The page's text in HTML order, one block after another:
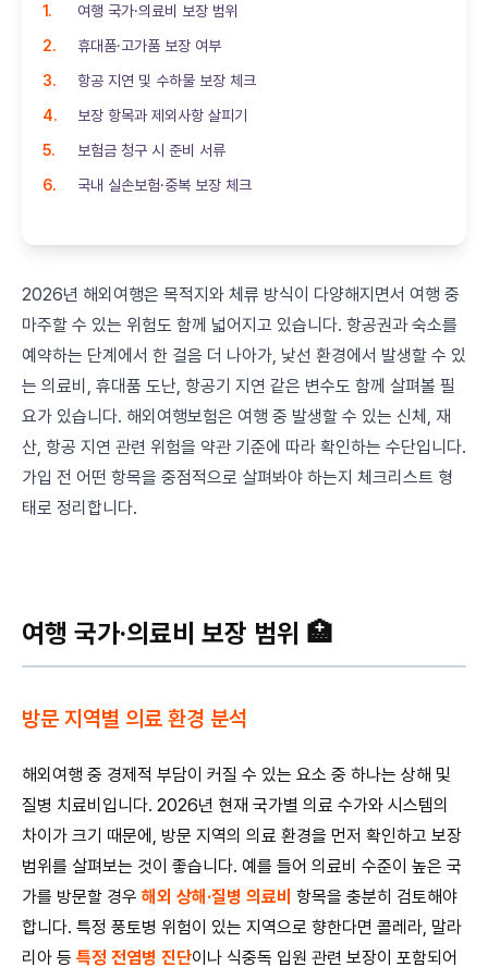
여행 국가·의료비 보장 범위
휴대품·고가품 보장 여부
항공 지연 및 수하물 보장 체크
보장 항목과 제외사항 살피기
보험금 청구 시 준비 서류
국내 실손보험·중복 보장 체크
2026년 해외여행은 목적지와 체류 방식이 다양해지면서 여행 중
마주할 수 있는 위험도 함께 넓어지고 있습니다. 항공권과 숙소를
예약하는 단계에서 한 걸음 더 나아가, 낯선 환경에서 발생할 수 있
는 의료비, 휴대품 도난, 항공기 지연 같은 변수도 함께 살펴볼 필
요가 있습니다. 해외여행보험은 여행 중 발생할 수 있는 신체, 재
산, 항공 지연 관련 위험을 약관 기준에 따라 확인하는 수단입니다.
가입 전 어떤 항목을 중점적으로 살펴봐야 하는지 체크리스트 형
태로 정리합니다.
여행 국가·의료비 보장 범위 🏥
방문 지역별 의료 환경 분석
해외여행 중 경제적 부담이 커질 수 있는 요소 중 하나는 상해 및
질병 치료비입니다. 2026년 현재 국가별 의료 수가와 시스템의
차이가 크기 때문에, 방문 지역의 의료 환경을 먼저 확인하고 보장
범위를 살펴보는 것이 좋습니다. 예를 들어 의료비 수준이 높은 국
가를 방문할 경우 해외 상해·질병 의료비 항목을 충분히 검토해야
합니다. 특정 풍토병 위험이 있는 지역으로 향한다면 콜레라, 말라
리아 등 특정 전염병 진단이나 식중독 입원 관련 보장이 포함되어